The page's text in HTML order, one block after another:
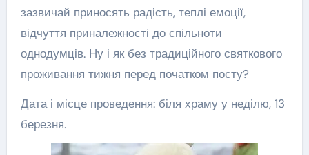
зазвичай приносять радість, теплі емоції,
відчуття приналежності до спільноти
однодумців. Ну і як без традиційного святкового
проживання тижня перед початком посту?
Дата і місце проведення: біля храму у неділю, 13
березня.